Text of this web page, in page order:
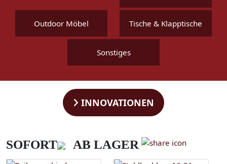
Outdoor Möbel Tische & Klapptische
Sonstiges
INNOVATIONEN
SOFORT AB LAGER